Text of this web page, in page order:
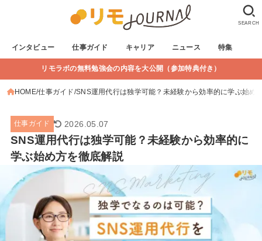
インタビュー 仕事ガイド キャリア ニュース 特集
SEARCH
リモラボの無料勉強会の内容を大公開（参加特典付き）
HOME 仕事ガイド SNS運用代行は独学可能？未経験から効率的に学ぶ始め
仕事ガイド 2026.05.07
SNS運用代行は独学可能？未経験から効率的に
学ぶ始め方を徹底解説